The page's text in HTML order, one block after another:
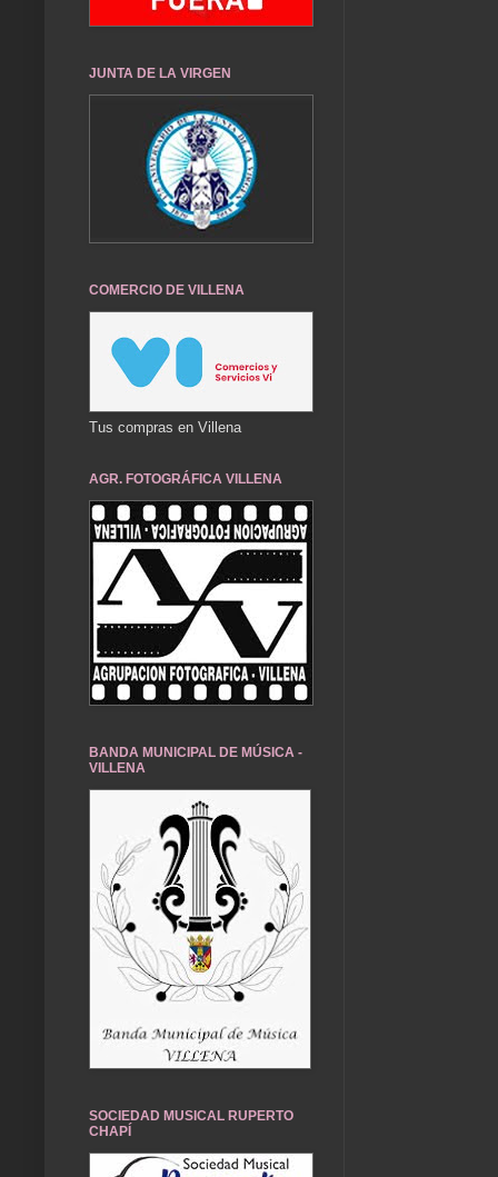
JUNTA DE LA VIRGEN
COMERCIO DE VILLENA
Tus compras en Villena
AGR. FOTOGRÁFICA VILLENA
BANDA MUNICIPAL DE MÚSICA -
VILLENA
SOCIEDAD MUSICAL RUPERTO
CHAPÍ